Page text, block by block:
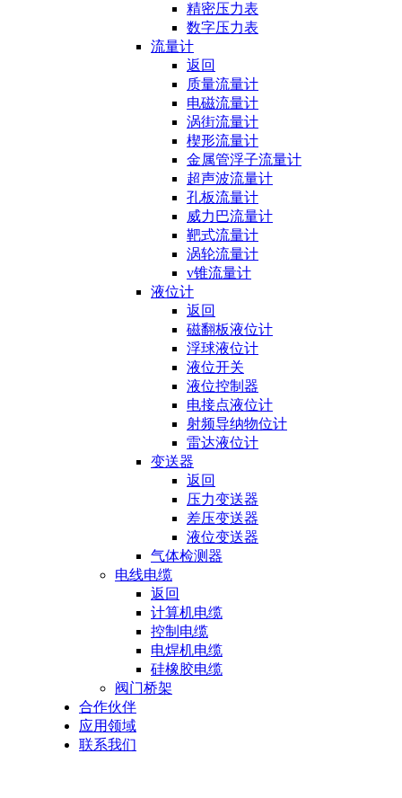
精密压力表
数字压力表
流量计
返回
质量流量计
电磁流量计
涡街流量计
楔形流量计
金属管浮子流量计
超声波流量计
孔板流量计
威力巴流量计
靶式流量计
涡轮流量计
v锥流量计
液位计
返回
磁翻板液位计
浮球液位计
液位开关
液位控制器
电接点液位计
射频导纳物位计
雷达液位计
变送器
返回
压力变送器
差压变送器
液位变送器
气体检测器
电线电缆
返回
计算机电缆
控制电缆
电焊机电缆
硅橡胶电缆
阀门桥架
合作伙伴
应用领域
联系我们